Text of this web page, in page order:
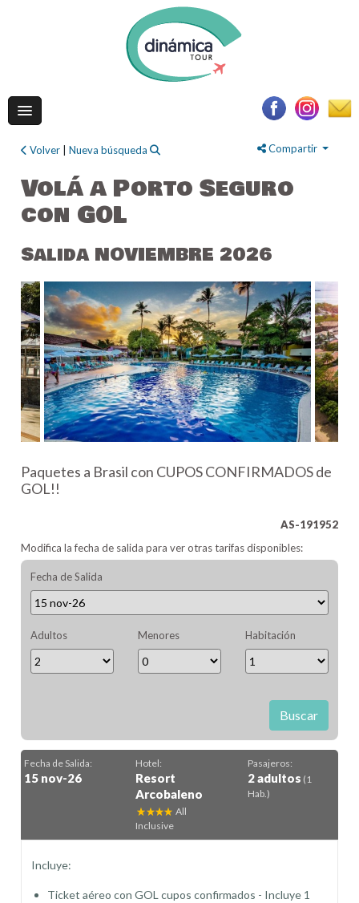
Volver |Nueva búsqueda Compartir
Volá a Porto Seguro
con GOL
Salida NOVIEMBRE 2026
Paquetes a Brasil con CUPOS CONFIRMADOS de
GOL!!
AS-191952
Modifica la fecha de salida para ver otras tarifas disponibles:
Fecha de Salida
Adultos Menores Habitación
Buscar
Fecha de Salida:
15 nov-26
Hotel:
Resort
Arcobaleno
All
Inclusive
Pasajeros:
2 adultos (1
Hab.)
Incluye:
Ticket aéreo con GOL cupos confirmados - Incluye 1